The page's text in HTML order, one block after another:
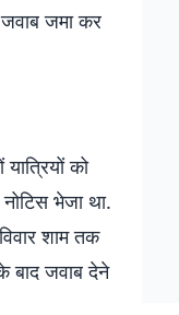
जमा कर
को
भेजा था.
शाम तक
बाद जवाब देने